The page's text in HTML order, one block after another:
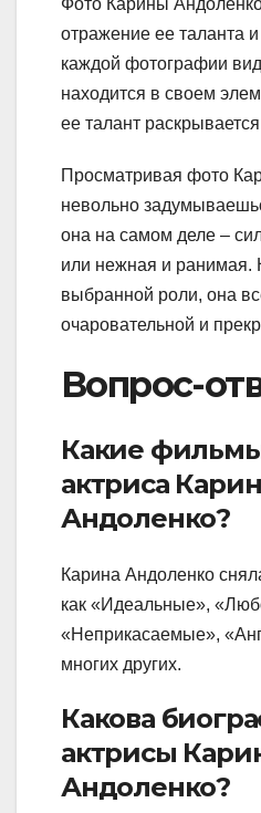
Фото Карины
отражение ее таланта
каждой фотографии
находится в своем
ее талант
Просматривая фото
невольно
она на самом деле –
или нежная и ранимая.
выбранной роли, она
очаровательной и
Вопрос-
Какие
актриса
Андоленко?
Карина Андоленко
как «Идеальные»,
«Неприкасаемые»,
многих других.
Какова
актрисы
Андоленко?